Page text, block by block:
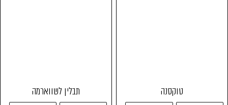
טוקסנה תבלין לשווארמה